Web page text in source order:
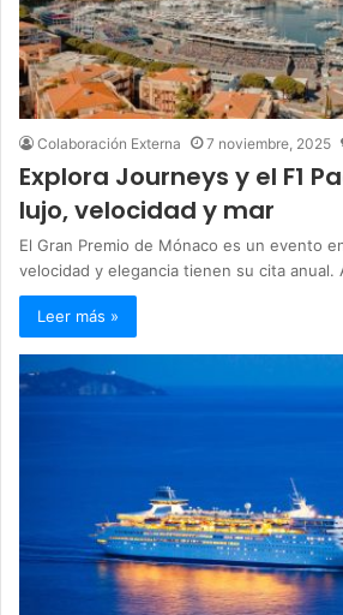
Colaboración Externa 7 noviembre, 2025
Explora Journeys y el F1
lujo, velocidad y mar
El Gran Premio de Mónaco es un evento
velocidad y elegancia tienen su cita anual.
Leer más »